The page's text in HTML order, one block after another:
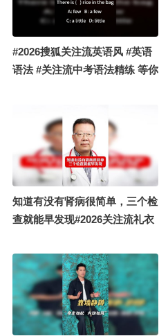
#2026搜狐关注流英语风 #英语
语法 #关注流中考语法精练 等你
知道有没有肾病很简单，三个检
查就能早发现#2026关注流礼衣
舞蹈大赛 @搜狐视频官方小助
手 @健康袁月 @新闻报道 @张
朝阳 @健康狐 @科学探索小组